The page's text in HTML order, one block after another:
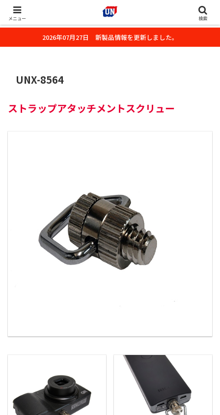
株式会社ユーエヌのオフィシャルホームページです。デジタルカメラ・カメ
ラ・水中撮影用の撮影アクセサリーのご紹介をいたします。
2026年07月27日 新製品情報を更新しました。
UNX-8564
ストラップアタッチメントスクリュー
メニュー 検索